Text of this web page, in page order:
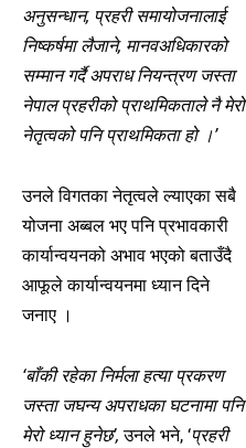
अनुसन्धान, प्रहरी समायोजनालाई
निष्कर्षमा लैजाने, मानवअधिकारको
सम्मान गर्दै अपराध नियन्त्रण जस्ता
नेपाल प्रहरीको प्राथमिकताले नै मेरो
नेतृत्वको पनि प्राथमिकता हो ।’
उनले विगतका नेतृत्वले ल्याएका सबै
योजना अब्बल भए पनि प्रभावकारी
कार्यान्वयनको अभाव भएको बताउँदै
आफूले कार्यान्वयनमा ध्यान दिने
जनाए ।
‘बाँकी रहेका निर्मला हत्या प्रकरण
जस्ता जघन्य अपराधका घटनामा पनि
मेरो ध्यान हुनेछ’, उनले भने, ‘प्रहरी